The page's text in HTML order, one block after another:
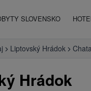
SLOVENSKO
Liptovský Hrádok
Hrádok